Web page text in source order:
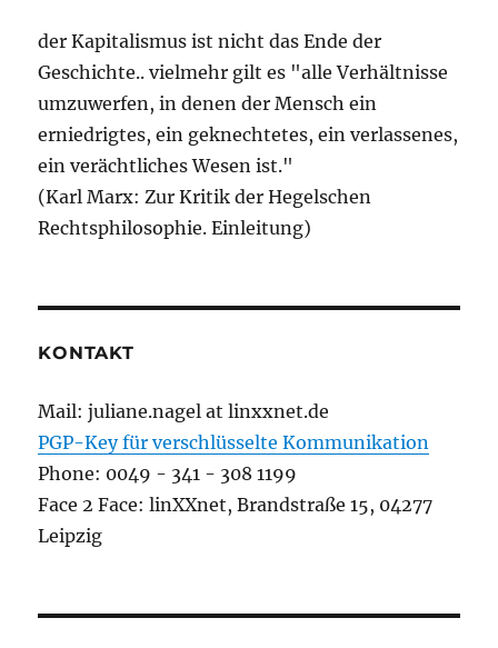
der Kapitalismus ist nicht das Ende der
Geschichte.. vielmehr gilt es "alle Verhältnisse
umzuwerfen, in denen der Mensch ein
erniedrigtes, ein geknechtetes, ein verlassenes,
ein verächtliches Wesen ist."
(Karl Marx: Zur Kritik der Hegelschen
Rechtsphilosophie. Einleitung)
KONTAKT
Mail: juliane.nagel at linxxnet.de
PGP-Key für verschlüsselte Kommunikation
Phone: 0049 - 341 - 308 1199
Face 2 Face: linXXnet, Brandstraße 15, 04277
Leipzig